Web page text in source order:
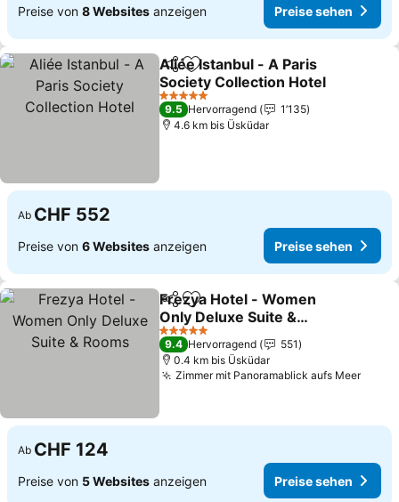
Preise von 8 Websites anzeigen Preise sehen
TeilenZu Favoriten hinzufügen
Aliée Istanbul - A Paris
Society Collection Hotel
Preise sehen
5 Sterne
9.5 Hervorragend
1’135
4.6 km bis Üsküdar
Ab CHF 552
Preise von 6 Websites anzeigen Preise sehen
TeilenZu Favoriten hinzufügen
Frezya Hotel - Women
Only Deluxe Suite &
Rooms
Preise sehen
5 Sterne
9.4 Hervorragend
551
0.4 km bis Üsküdar
Zimmer mit Panoramablick aufs Meer
Ab CHF 124
Preise von 5 Websites anzeigen Preise sehen